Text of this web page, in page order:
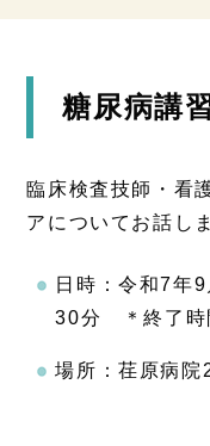
糖尿病講
臨床検査技師・看
アについてお話し
日時：令和7年
30分 ＊終了時
場所：荏原病